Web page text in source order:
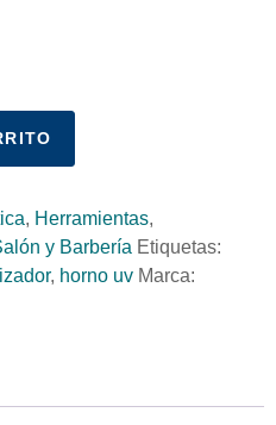
, Herramientas,
y Barbería Etiquetas:
, horno uv Marca: